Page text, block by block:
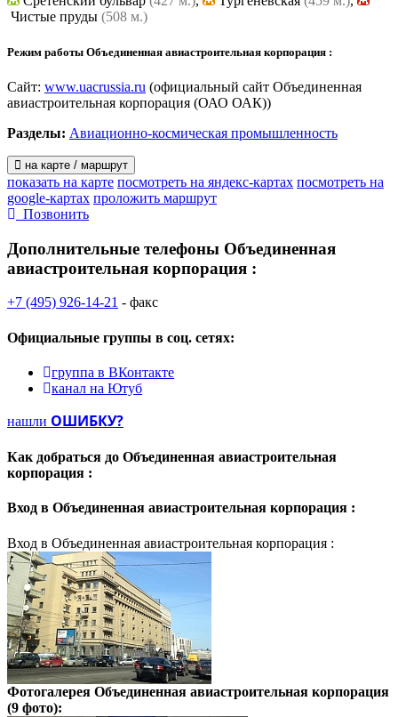
Чистые пруды (508 м.)
Режим работы Объединенная авиастроительная корпорация :
Сайт: www.uacrussia.ru (официальный сайт Объединенная
авиастроительная корпорация (ОАО ОАК))
Разделы: Авиационно-космическая промышленность
на карте / маршрут
показать на карте посмотреть на яндекс-картах посмотреть на
google-картах проложить маршрут
Позвонить
Дополнительные телефоны Объединенная
авиастроительная корпорация :
+7 (495) 926-14-21 - факс
Официальные группы в соц. сетях:
группа в ВКонтакте
канал на Ютуб
нашли ОШИБКУ?
Как добраться до Объединенная авиастроительная
корпорация :
Вход в Объединенная авиастроительная корпорация :
Вход в Объединенная авиастроительная корпорация :
Фотогалерея Объединенная авиастроительная корпорация
(9 фото):